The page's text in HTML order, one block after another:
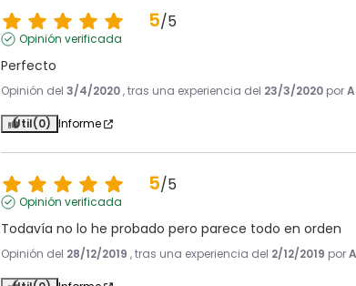
5/5
Opinión verificada
Perfecto
Opinión del3/4/2020, tras una experiencia del 23/3/2020 por
Útil(0) Informe
5/5
Opinión verificada
Todavía no lo he probado pero parece todo en orden
Opinión del 28/12/2019 , tras una experiencia del 2/12/2019 por